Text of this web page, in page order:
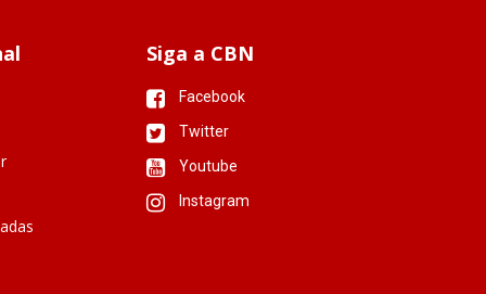
Siga a CBN
Facebook
Twitter
Youtube
Instagram